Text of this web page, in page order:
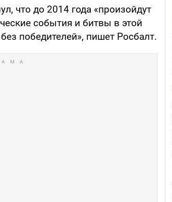
что до 2014 года «произойдут
события и битвы в этой
победителей», пишет Росбалт.